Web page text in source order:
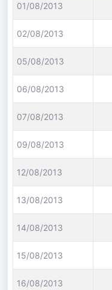
01/08/2013
02/08/2013
05/08/2013
06/08/2013
07/08/2013
09/08/2013
12/08/2013
13/08/2013
14/08/2013
15/08/2013
16/08/2013